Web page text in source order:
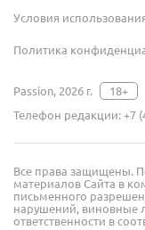
Условия
Политика
Passion, 2026 г.
18+
Телефон редакции:+7
Все права защищены.
материалов Сайта в
письменного
нарушений, виновные
ответственности в